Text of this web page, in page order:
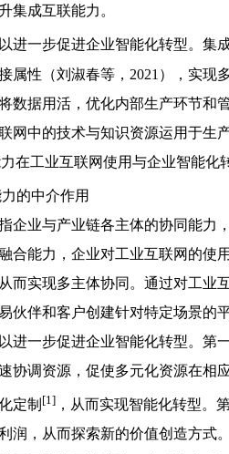
集成互联能力。
进一步促进企业智能化转型。集
属性（刘淑春等，2021），实
数据用活，优化内部生产环节和
网中的技术与知识资源运用于生
力在工业互联网使用与企业智能化
的中介作用
企业与产业链各主体的协同能力
合能力，企业对工业互联网的使
而实现多主体协同。通过对工业
伙伴和客户创建针对特定场景的
进一步促进企业智能化转型。第
协调资源，促使多元化资源在相
定制 [1]，从而实现智能化转型。
润，从而探索新的价值创造方式